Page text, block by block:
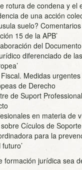
rotura de condena y el
de una acción
suelo?
15 de la APB’
del
diferenciado de
Medidas
de Derecho
de Suport
en materia de
Cículos de
para la
formación jurídica sea